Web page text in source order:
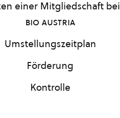
einer Mitgliedschaft bei
bio austria
Umstellungszeitplan
Förderung
Kontrolle